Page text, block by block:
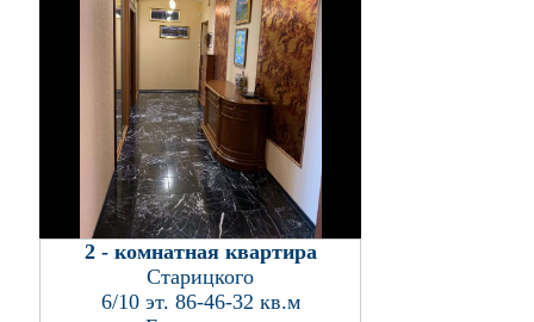
2 - комнатная квартира
Старицкого
6/10 эт. 86-46-32 кв.м